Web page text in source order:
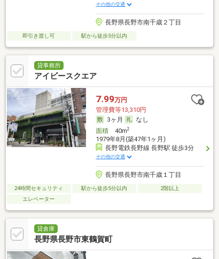
その他の交通
長野県長野市南千歳２丁目
即引き渡し可 駅から徒歩5分以内
貸事務所
アイビースクエア
7.99万円
管理費等13,310円
3ヶ月
なし
面積40m2
1979年8月(築47年1ヶ月)
長野電鉄長野線 長野駅 徒歩3分
その他の交通
長野県長野市南千歳１丁目
24時間セキュリティ 駅から徒歩5分以内
2階以上
エレベーター
貸倉庫
長野県長野市東鶴賀町